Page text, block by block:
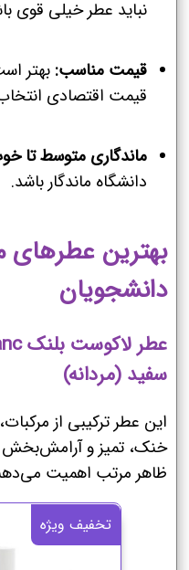
نباید عطر خیلی قوی
قیمت مناسب: بهتر
قیمت اقتصادی
ماندگاری متوسط تا
دانشگاه ماندگار باشد.
بهترین عطرهای
دانشجویان
سفید (مردانه)
این عطر ترکیبی از
خنک، تمیز و آرامش‌بخش
ظاهر مرتب اهمیت
تخفیف ویژه